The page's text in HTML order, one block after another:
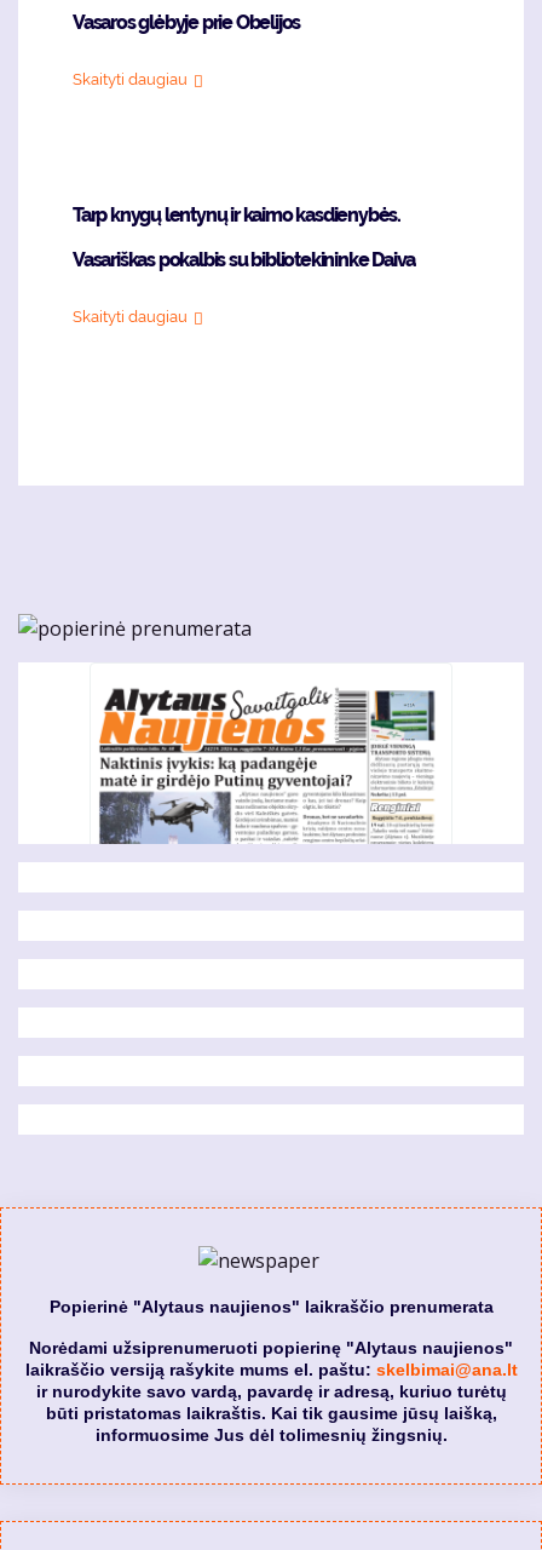
Vasaros glėbyje prie Obelijos
Skaityti daugiau
Tarp knygų lentynų ir kaimo kasdienybės.
Vasariškas pokalbis su bibliotekininke Daiva
Skaityti daugiau
Popierinė "Alytaus naujienos" laikraščio prenumerata
Norėdami užsiprenumeruoti popierinę "Alytaus naujienos"
laikraščio versiją rašykite mums el. paštu: skelbimai@ana.lt
ir nurodykite savo vardą, pavardę ir adresą, kuriuo turėtų
būti pristatomas laikraštis. Kai tik gausime jūsų laišką,
informuosime Jus dėl tolimesnių žingsnių.